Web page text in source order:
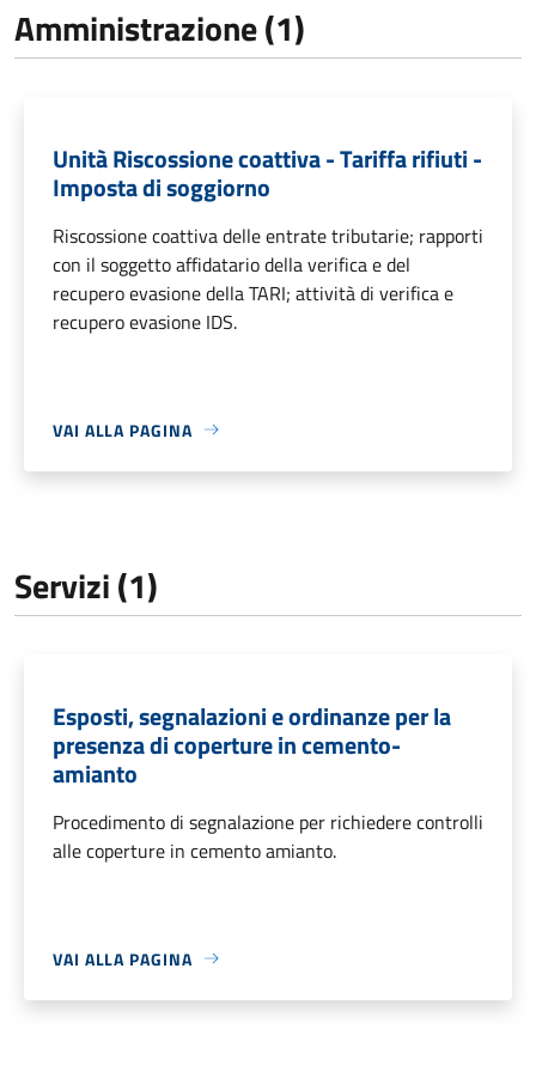
Amministrazione (1)
Unità Riscossione coattiva - Tariffa rifiuti -
Imposta di soggiorno
Riscossione coattiva delle entrate tributarie; rapporti
con il soggetto affidatario della verifica e del
recupero evasione della TARI; attività di verifica e
recupero evasione IDS.
VAI ALLA PAGINA
Servizi (1)
Esposti, segnalazioni e ordinanze per la
presenza di coperture in cemento-
amianto
Procedimento di segnalazione per richiedere controlli
alle coperture in cemento amianto.
VAI ALLA PAGINA